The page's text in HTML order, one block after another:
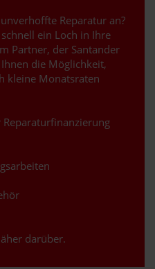
Reparatur an?
ein Loch in Ihre
Partner, der Santander
die Möglichkeit,
kleine Monatsraten
darüber.